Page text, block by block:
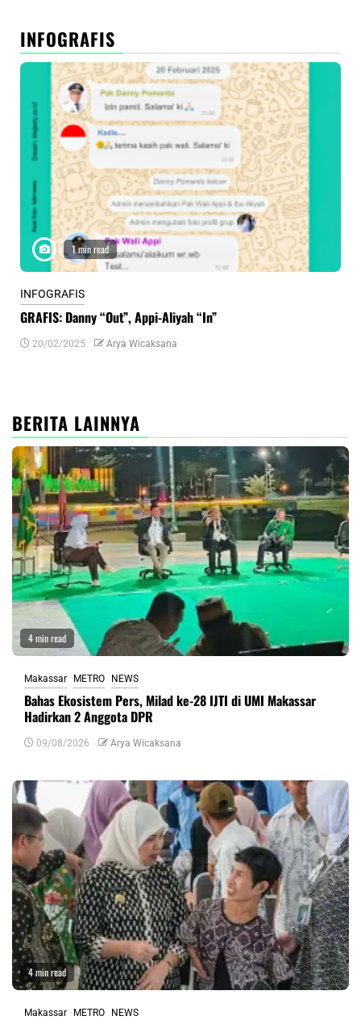
INFOGRAFIS
1 min read
INFOGRAFIS
GRAFIS: Danny “Out”, Appi-Aliyah “In”
20/02/2025 Arya Wicaksana
BERITA LAINNYA
4 min read
Makassar METRO NEWS
Bahas Ekosistem Pers, Milad ke-28 IJTI di UMI Makassar
Hadirkan 2 Anggota DPR
09/08/2026 Arya Wicaksana
4 min read
Makassar METRO NEWS